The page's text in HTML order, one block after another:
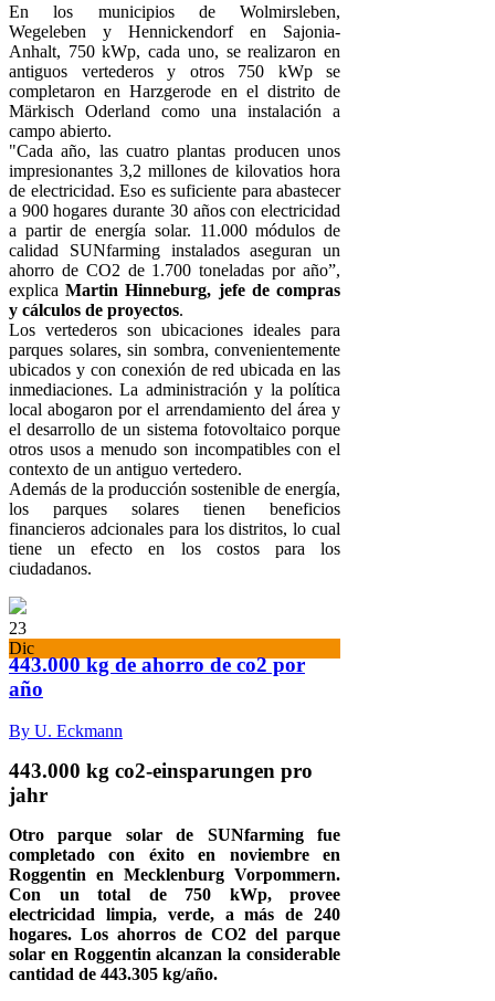
En los municipios de Wolmirsleben,
Wegeleben y Hennickendorf en Sajonia-
Anhalt, 750 kWp, cada uno, se realizaron en
antiguos vertederos y otros 750 kWp se
completaron en Harzgerode en el distrito de
Märkisch Oderland como una instalación a
campo abierto.
"Cada año, las cuatro plantas producen unos
impresionantes 3,2 millones de kilovatios hora
de electricidad. Eso es suficiente para abastecer
a 900 hogares durante 30 años con electricidad
a partir de energía solar. 11.000 módulos de
calidad SUNfarming instalados aseguran un
ahorro de CO2 de 1.700 toneladas por año”,
explicaMartin Hinneburg, jefe de compras
y cálculos de proyectos.
Los vertederos son ubicaciones ideales para
parques solares, sin sombra, convenientemente
ubicados y con conexión de red ubicada en las
inmediaciones. La administración y la política
local abogaron por el arrendamiento del área y
el desarrollo de un sistema fotovoltaico porque
otros usos a menudo son incompatibles con el
contexto de un antiguo vertedero.
Además de la producción sostenible de energía,
los parques solares tienen beneficios
financieros adcionales para los distritos, lo cual
tiene un efecto en los costos para los
ciudadanos.
23
Dic
443.000 kg de ahorro de co2 por
año
By U. Eckmann
443.000 kg co2-einsparungen pro
jahr
Otro parque solar de SUNfarming fue
completado con éxito en noviembre en
Roggentin en Mecklenburg Vorpommern.
Con un total de 750 kWp, provee
electricidad limpia, verde, a más de 240
hogares. Los ahorros de CO2 del parque
solar en Roggentin alcanzan la considerable
cantidad de 443.305 kg/año.